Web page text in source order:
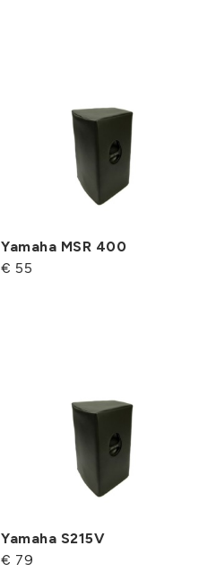
Yamaha MSR 400
€ 55
Yamaha S215V
€ 79